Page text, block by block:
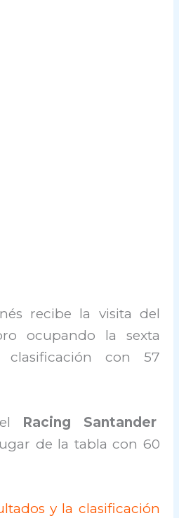
recibe la visita del
ocupando la sexta
con 57
Racing Santander
de la tabla con 60
y la clasificación